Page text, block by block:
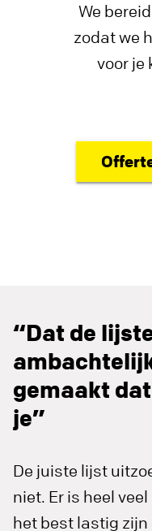
We
zodat we
voor je
“Dat de
gemaakt
je”
De juiste lijst
niet. Er is heel
het best lastig